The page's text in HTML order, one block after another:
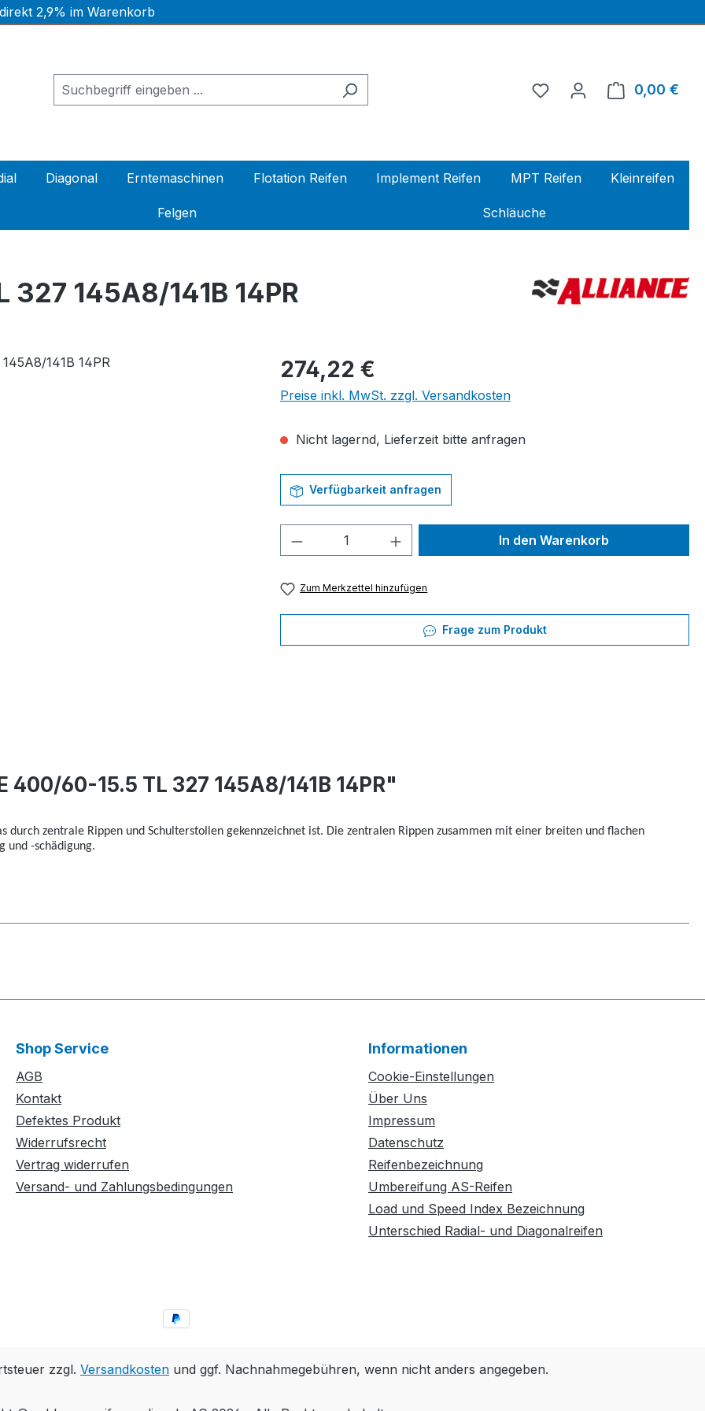
2,9% im Warenkorb
0,00 €
Diagonal Erntemaschinen Flotation Reifen Implement Reifen MPT Reifen Kleinreifen
Felgen Schläuche
145A8/141B 14PR
Regulärer Preis:
274,22 €
Preise inkl. MwSt. zzgl. Versandkosten
Nicht lagernd, Lieferzeit bitte anfragen
Verfügbarkeit anfragen
Produkt Anzahl: Gib den gewünschten Wert
In den Warenkorb
Zum Merkzettel hinzufügen
Frage zum Produkt
60-15.5 TL 327 145A8/141B 14PR"
durch zentrale Rippen und Schulterstollen gekennzeichnet ist. Die zentralen Rippen zusammen mit einer breiten und flachen
und -schädigung.
Shop Service
AGB
Kontakt
Defektes Produkt
Widerrufsrecht
Vertrag widerrufen
Versand- und Zahlungsbedingungen
Informationen
Cookie-Einstellungen
Über Uns
Impressum
Datenschutz
Reifenbezeichnung
Umbereifung AS-Reifen
Load und Speed Index Bezeichnung
Unterschied Radial- und Diagonalreifen
zzgl. Versandkosten und ggf. Nachnahmegebühren, wenn nicht anders angegeben.